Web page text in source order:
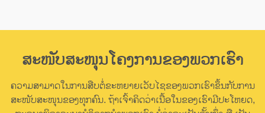
ສະໜັບສະໜຸນໂຄງການຂອງພວກເຮົາ
ຄວາມສາມາດໃນການສືບຕໍ່ຂະຫຍາຍເວັບໄຊຂອງພວກເຮົາຂຶ້ນກັບການ
ສະໜັບສະໜຸນຂອງທຸກຄົນ. ຖ້າເຈົ້າຄິດວ່າເນື້ອໃນຂອງເຮົາມີປະໂຫຍດ,